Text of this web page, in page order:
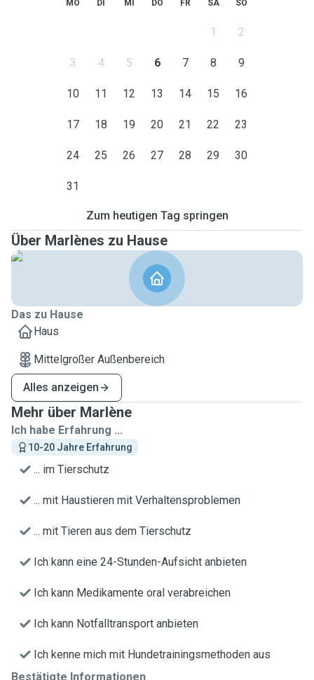
MO DI MI DO FR SA SO
1 2
3 4 5 6 7 8 9
10 11 12 13 14 15 16
17 18 19 20 21 22 23
24 25 26 27 28 29 30
31
Zum heutigen Tag springen
Über Marlènes zu Hause
Das zu Hause
Haus
Mittelgroßer Außenbereich
Alles anzeigen
Mehr über Marlène
Ich habe Erfahrung ...
10-20 Jahre Erfahrung
... im Tierschutz
... mit Haustieren mit Verhaltensproblemen
... mit Tieren aus dem Tierschutz
Ich kann eine 24-Stunden-Aufsicht anbieten
Ich kann Medikamente oral verabreichen
Ich kann Notfalltransport anbieten
Ich kenne mich mit Hundetrainingsmethoden aus
Bestätigte Informationen